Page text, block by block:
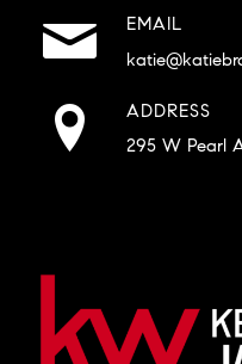
EMAIL
ADDRESS
295 W Pearl